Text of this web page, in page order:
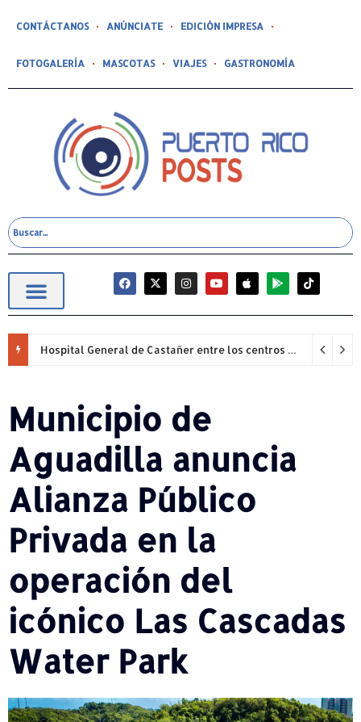
CONTÁCTANOS ANÚNCIATE EDICIÓN IMPRESA
FOTOGALERÍA MASCOTAS VIAJES GASTRONOMÍA
Hospital General de Castañer entre los centros de salud comunitarios con mejor desempeño clínico de Estados Unidos
Municipio de
Aguadilla anuncia
Alianza Público
Privada en la
operación del
icónico Las Cascadas
Water Park